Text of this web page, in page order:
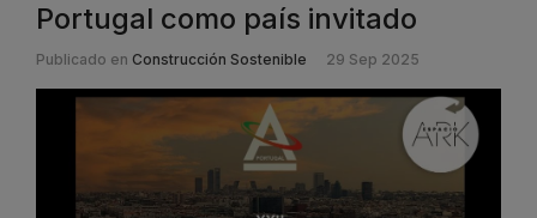
Portugal como país invitado
Publicado en Construcción Sostenible 29 Sep 2025